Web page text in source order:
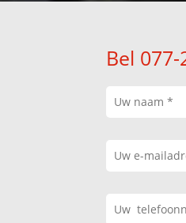
Bel